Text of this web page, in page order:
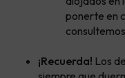
ponerte en
¡Recuerda! Los